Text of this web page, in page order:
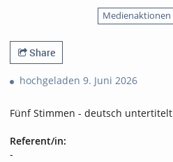
Medienaktionen
Share
hochgeladen 9. Juni 2026
Fünf Stimmen - deutsch untertitelt
Referent/in:
-